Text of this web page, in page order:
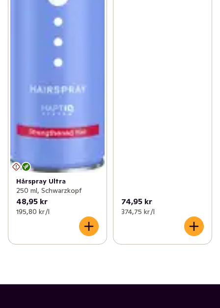
Hårspray Ultra
250 ml, Schwarzkopf
48,95 kr
195,80 kr /l
74,95 kr
374,75 kr /l